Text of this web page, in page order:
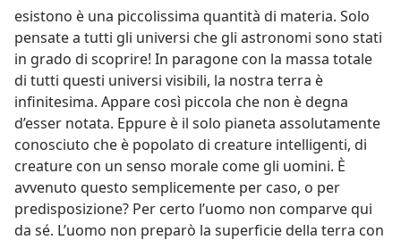
esistono è una piccolissima quantità di materia. Solo
pensate a tutti gli universi che gli astronomi sono stati
in grado di scoprire! In paragone con la massa totale
di tutti questi universi visibili, la nostra terra è
infinitesima. Appare così piccola che non è degna
d’esser notata. Eppure è il solo pianeta assolutamente
conosciuto che è popolato di creature intelligenti, di
creature con un senso morale come gli uomini. È
avvenuto questo semplicemente per caso, o per
predisposizione? Per certo l’uomo non comparve qui
da sé. L’uomo non preparò la superficie della terra con